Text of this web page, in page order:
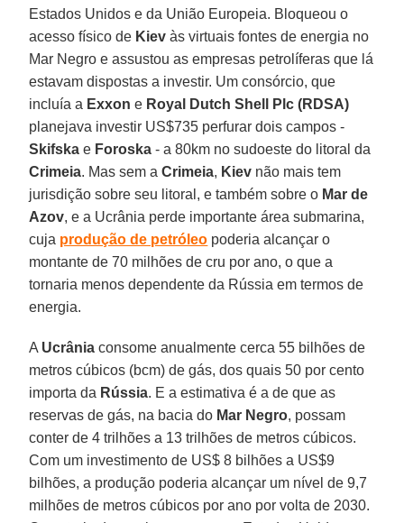
Estados Unidos e da União Europeia. Bloqueou o
acesso físico de Kiev às virtuais fontes de energia no
Mar Negro e assustou as empresas petrolíferas que lá
estavam dispostas a investir. Um consórcio, que
incluía a Exxon e Royal Dutch Shell Plc (RDSA)
planejava investir US$735 perfurar dois campos -
Skifska e Foroska - a 80km no sudoeste do litoral da
Crimeia. Mas sem aCrimeia, Kiev não mais tem
jurisdição sobre seu litoral, e também sobre o Mar de
Azov, e a Ucrânia perde importante área submarina,
cuja produção de petróleo poderia alcançar o
montante de 70 milhões de cru por ano, o que a
tornaria menos dependente da Rússia em termos de
energia.
A Ucrânia consome anualmente cerca 55 bilhões de
metros cúbicos (bcm) de gás, dos quais 50 por cento
importa da Rússia. E a estimativa é a de que as
reservas de gás, na bacia do Mar Negro, possam
conter de 4 trilhões a 13 trilhões de metros cúbicos.
Com um investimento de US$ 8 bilhões a US$9
bilhões, a produção poderia alcançar um nível de 9,7
milhões de metros cúbicos por ano por volta de 2030.